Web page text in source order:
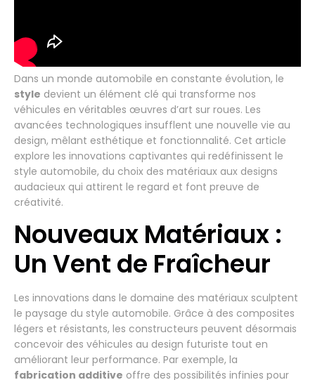
Dans un monde automobile en constante évolution, le
style devient un élément clé qui transforme nos
véhicules en véritables œuvres d’art sur roues. Les
avancées technologiques insufflent une nouvelle vie au
design, mêlant esthétique et fonctionnalité. Cet article
explore les innovations captivantes qui redéfinissent le
style automobile, du choix des matériaux aux designs
audacieux qui attirent le regard et font preuve de
créativité.
Nouveaux Matériaux :
Un Vent de Fraîcheur
Les innovations dans le domaine des matériaux sculptent
le paysage du style automobile. Grâce à des composites
légers et résistants, les constructeurs peuvent désormais
concevoir des véhicules au design futuriste tout en
améliorant leur performance. Par exemple, la
fabrication additive offre des possibilités infinies pour